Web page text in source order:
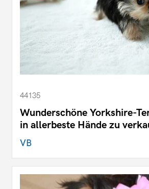
44135
Wunderschöne Yorkshire-
in allerbeste Hände zu
VB